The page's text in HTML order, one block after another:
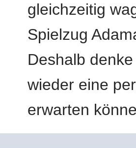
gleichzeitig
Spielzug
Deshalb
wieder eine
erwarten